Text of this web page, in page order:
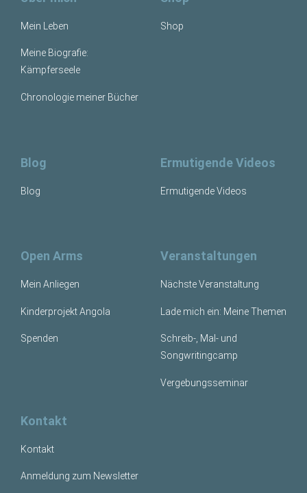
Mein Leben
Meine Biografie:
Kämpferseele
Chronologie meiner Bücher
Shop
Blog
Blog
Ermutigende Videos
Ermutigende Videos
Open Arms
Mein Anliegen
Kinderprojekt Angola
Spenden
Veranstaltungen
Nächste Veranstaltung
Lade mich ein: Meine Themen
Schreib-, Mal- und
Songwritingcamp
Vergebungsseminar
Kontakt
Kontakt
Anmeldung zum Newsletter